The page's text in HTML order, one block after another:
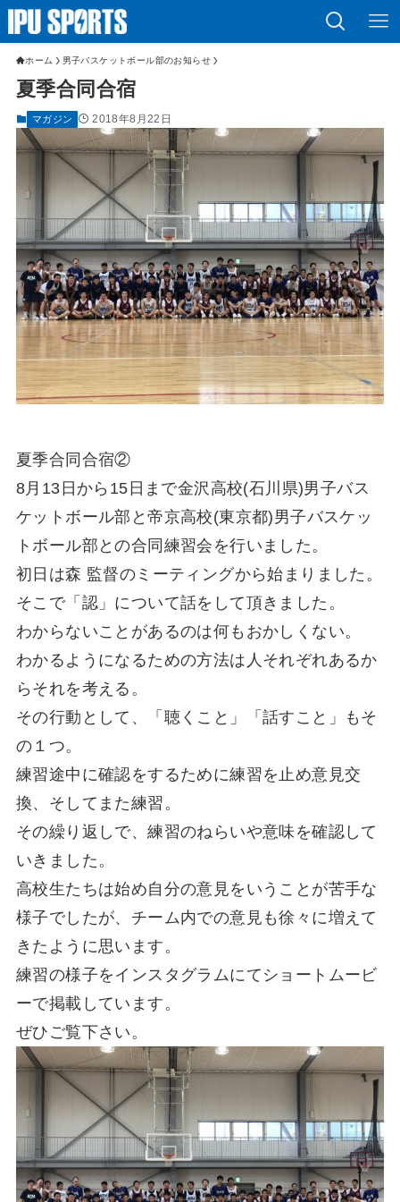
ホーム 男子バスケットボール部のお知らせ
夏季合同合宿
マガジン 2018年8月22日
夏季合同合宿②
8月13日から15日まで金沢高校(石川県)男子バス
ケットボール部と帝京高校(東京都)男子バスケッ
トボール部との合同練習会を行いました。
初日は森 監督のミーティングから始まりました。
そこで「認」について話をして頂きました。
わからないことがあるのは何もおかしくない。
わかるようになるための方法は人それぞれあるか
らそれを考える。
その行動として、「聴くこと」「話すこと」もそ
の１つ。
練習途中に確認をするために練習を止め意見交
換、そしてまた練習。
その繰り返しで、練習のねらいや意味を確認して
いきました。
高校生たちは始め自分の意見をいうことが苦手な
様子でしたが、チーム内での意見も徐々に増えて
きたように思います。
練習の様子をインスタグラムにてショートムービ
ーで掲載しています。
ぜひご覧下さい。